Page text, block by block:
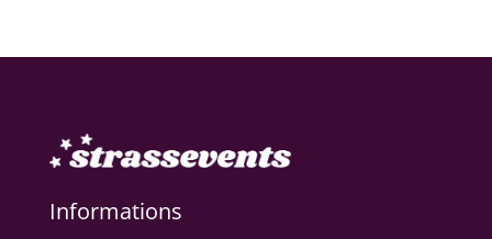
Informations